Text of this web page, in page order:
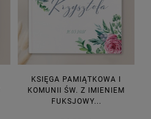
KSIĘGA PAMIĄTKOWA I
KOMUNII ŚW. Z IMIENIEM
FUKSJOWY...